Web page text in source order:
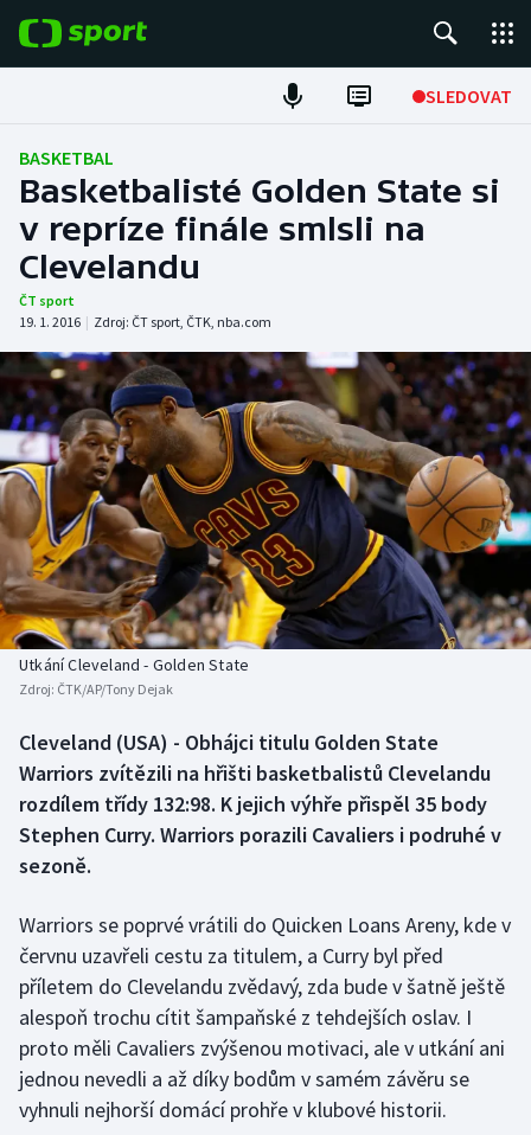
SLEDOVAT
Fotbal
Hokej
Tenis
Atletika
Cyklistika
DALŠÍ SPORTY
Americký fotbal
Baseball a softbal
Basketbal
Biatlon
Box
Curling
Futsal
Golf
Gymnastika
NEPŘEHLÉDNĚTE
Soutěže
Historické návraty
Aplikace ČT sport
BASKETBAL
Basketbalisté Golden State si
v repríze finále smlsli na
Clevelandu
ČT sport
19. 1. 2016 | Zdroj: ČT sport, ČTK, nba.com
Utkání Cleveland - Golden State
Zdroj: ČTK/AP/Tony Dejak
Cleveland (USA) - Obhájci titulu Golden State
Warriors zvítězili na hřišti basketbalistů Clevelandu
rozdílem třídy 132:98. K jejich výhře přispěl 35 body
Stephen Curry. Warriors porazili Cavaliers i podruhé v
sezoně.
Warriors se poprvé vrátili do Quicken Loans Areny, kde v
červnu uzavřeli cestu za titulem, a Curry byl před
příletem do Clevelandu zvědavý, zda bude v šatně ještě
alespoň trochu cítit šampaňské z tehdejších oslav. I
proto měli Cavaliers zvýšenou motivaci, ale v utkání ani
jednou nevedli a až díky bodům v samém závěru se
vyhnuli nejhorší domácí prohře v klubové historii.